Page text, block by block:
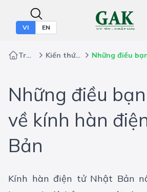
VI EN
Trang chủ Kiến thức bảo hộ
Những điều
về kính hàn
Bản
Kính hàn điện tử Nhật Bản